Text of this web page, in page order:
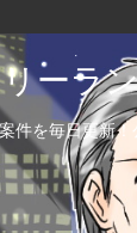
ーラ
件を毎日更新